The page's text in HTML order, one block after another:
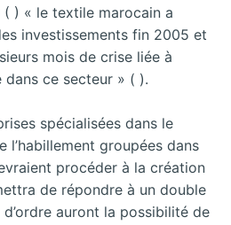
( ) « le textile marocain a
investissements fin 2005 et
mois de crise liée à
dans ce secteur » ( ).
spécialisées dans le
l’habillement groupées dans
procéder à la création
de répondre à un double
auront la possibilité de